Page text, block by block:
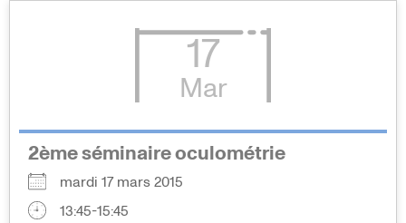
17
Mar
2ème séminaire oculométrie
mardi 17 mars 2015
13:45-15:45